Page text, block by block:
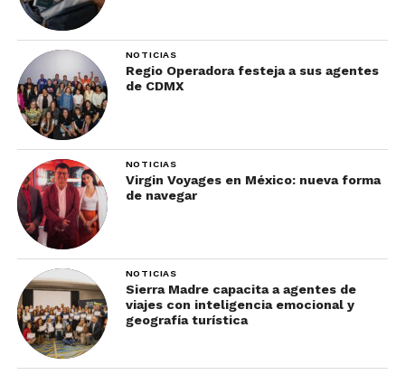
NOTICIAS
Regio Operadora festeja a sus agentes
de CDMX
NOTICIAS
Virgin Voyages en México: nueva forma
de navegar
NOTICIAS
Sierra Madre capacita a agentes de
viajes con inteligencia emocional y
geografía turística